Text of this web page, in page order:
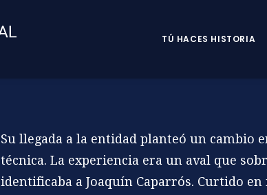
TÚ HACES HISTORIA
Su llegada a la entidad planteó un cambio
técnica. La experiencia era un aval que
identificaba a Joaquín Caparrós. Curtido